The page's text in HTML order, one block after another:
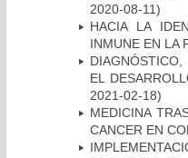
2020-08-11)
HACIA LA
INMUNE EN LA
EL
2021-02-18)
MEDICINA
CANCER EN